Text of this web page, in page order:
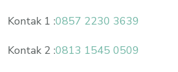
Kontak 1 :0857 2230 3639
Kontak 2 :0813 1545 0509